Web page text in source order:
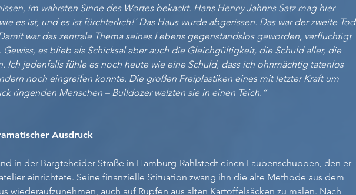
im wahrsten Sinne des Wortes bekackt. Hans Henny Jahnns Satz mag hier
es ist, und es ist fürchterlich!´ Das Haus wurde abgerissen. Das war der zweite Tod
war das zentrale Thema seines Lebens gegenstandslos geworden, verflüchtigt
Gewiss, es blieb als Schicksal aber auch die Gleichgültigkeit, die Schuld aller, die
Ich jedenfalls fühle es noch heute wie eine Schuld, dass ich ohnmächtig tatenlos
noch eingreifen konnte. Die großen Freiplastiken eines mit letzter Kraft um
ringenden Menschen – Bulldozer walzten sie in einen Teich.“
Ausdruck
in der Bargteheider Straße in Hamburg-Rahlstedt einen Laubenschuppen, den er
einrichtete. Seine finanzielle Stituation zwang ihn die alte Methode aus dem
wiederaufzunehmen, auch auf Rupfen aus alten Kartoffelsäcken zu malen. Nach